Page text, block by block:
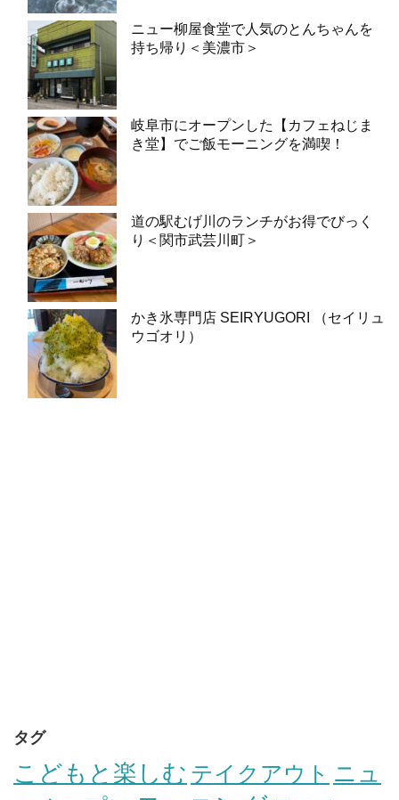
ニュー柳屋食堂で人気のとんちゃんを
持ち帰り＜美濃市＞
岐阜市にオープンした【カフェねじま
き堂】でご飯モーニングを満喫！
道の駅むげ川のランチがお得でびっく
り＜関市武芸川町＞
かき氷専門店 SEIRYUGORI （セイリュ
ウゴオリ）
タグ
こどもと楽しむ テイクアウト ニュ